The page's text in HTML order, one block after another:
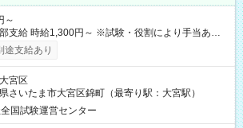
～
役割により手当あり
より昇給あり 【即給（前払い）オプションあ
される場合、勤務から1週間ほどで給与の一部を受け
模擬試験 8:30～17:30（休憩1時間） 時給1,300円
10,400円＋交通費 ※当日の役割により時給＋100
・国家試験 7:00～13:30（休憩なし） 時給1,300
100円）×6時間＝日収8,400円＋交通費 【試用期
途支給あり
宮区
さいたま市大宮区錦町（最寄り駅：大宮駅）
国試験運営センター